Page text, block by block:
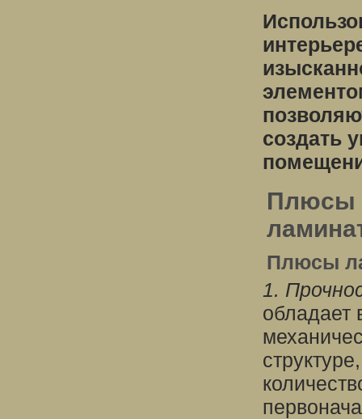
создать
Плюсы
Плюсы
1.
обладает